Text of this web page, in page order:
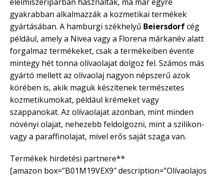
élelmiszeriparban használták, ma már egyre
gyakrabban alkalmazzák a kozmetikai termékek
gyártásában. A hamburgi székhelyű Beiersdorfcég
például, amely a Nivea vagy a Florena márkanév alatt
forgalmaz termékeket, csak a termékeiben évente
mintegy hét tonna olívaolajat dolgoz fel. Számos más
gyártó mellett az olívaolaj nagyon népszerű azok
körében is, akik maguk készítenek természetes
kozmetikumokat, például krémeket vagy
szappanokat. Az olívaolajat azonban, mint minden
növényi olajat, nehezebb feldolgozni, mint a szilikon-
vagy a paraffinolajat, mivel erős saját szaga van.
Termékek hirdetési partnere**
[amazon box=”B01M19VEX9″ description=”Olívaolajos